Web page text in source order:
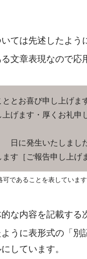
ては先述したよう
文章表現なので
とお喜び申し上げ
げます・厚くお礼申
生いたしました
す［ご報告申し上げ
であることを表しています
な内容を記載する
うに表形式の「
しています。